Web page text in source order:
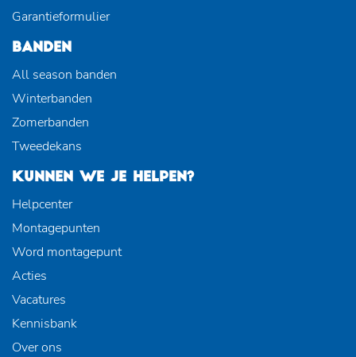
Garantieformulier
BANDEN
All season banden
Winterbanden
Zomerbanden
Tweedekans
KUNNEN WE JE HELPEN?
Helpcenter
Montagepunten
Word montagepunt
Acties
Vacatures
Kennisbank
Over ons